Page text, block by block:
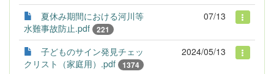
夏休み期間における河川等
水難事故防止.pdf
221
07/13
子どものサイン発見チェッ
クリスト（家庭用）.pdf
1374
2024/05/13